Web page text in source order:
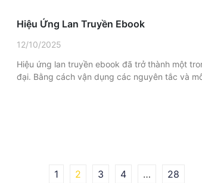
Hiệu Ứng Lan Truyền Ebook
12/10/2025
Hiệu ứng lan truyền ebook đã trở thành một
đại. Bằng cách vận dụng các nguyên tắc và
1 2 3 4 … 28